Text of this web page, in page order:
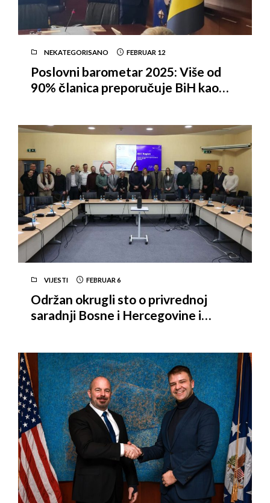
NEKATEGORISANO FEBRUAR 12
Poslovni barometar 2025: Više od
90% članica preporučuje BiH kao
VIJESTI FEBRUAR 6
Održan okrugli sto o privrednoj
saradnji Bosne i Hercegovine i